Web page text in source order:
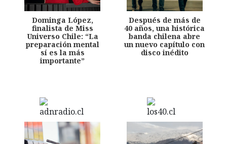
Dominga López,
finalista de Miss
Universo Chile: “La
preparación mental
sí es la más
importante”
Después de más de
40 años, una histórica
banda chilena abre
un nuevo capítulo con
disco inédito